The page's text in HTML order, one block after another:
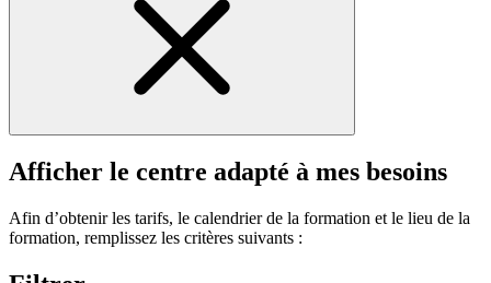
Afficher le centre adapté à mes besoins
Afin d’obtenir les tarifs, le calendrier de la formation et le lieu de la
formation, remplissez les critères suivants :